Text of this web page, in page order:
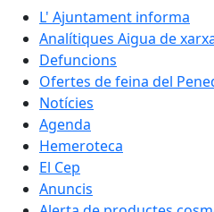
L' Ajuntament informa
Analítiques Aigua de
Defuncions
Ofertes de feina del
Notícies
Agenda
Hemeroteca
El Cep
Anuncis